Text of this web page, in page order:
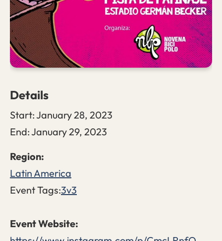
Details
Start:January 28, 2023
End:January 29, 2023
Latin America
Event Tags:3v3